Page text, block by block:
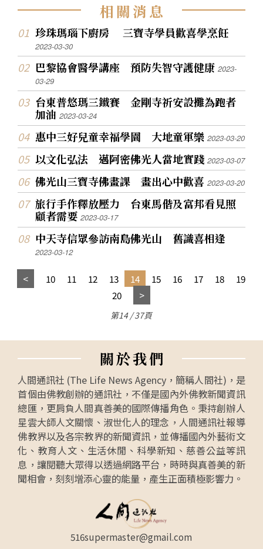
相關消息
珍珠瑪瑙下廚房 三寶寺學員歡喜學烹飪
2023-03-30
巴黎協會醫學講座 預防失智守護健康2023-
03-29
台東普悠瑪三鐵賽 金剛寺祈安設攤為跑者
加油2023-03-24
惠中三好兒童幸福學園 大地童軍樂2023-03-20
以文化弘法 邁阿密佛光人當地實踐2023-03-07
佛光山三寶寺佛畫課 畫出心中歡喜2023-03-20
旅行手作釋放壓力 台東馬偕及富邦看見照
顧者需要2023-03-17
中天寺信眾參訪南島佛光山 舊識喜相逢
2023-03-12
10 11 12 13 14 15 16 17 18
19
20
第14 / 37頁
關於我們
人間通訊社 (The Life News Agency，簡稱人間社)，是
首個由佛教創辦的通訊社，不僅是國內外佛教新聞資訊
總匯，更肩負人間真善美的國際傳播角色。秉持創辦人
星雲大師人文關懷、淑世化人的理念，人間通訊社報導
佛教界以及各宗教界的新聞資訊，並傳播國內外藝術文
化、教育人文、生活休閒、科學新知、慈善公益等訊
息，讓閱聽大眾得以透過網路平台，時時與真善美的新
聞相會，刻刻增添心靈的能量，產生正面積極影響力。
516supermaster@gmail.com